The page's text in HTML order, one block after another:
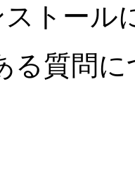
ストール
問に